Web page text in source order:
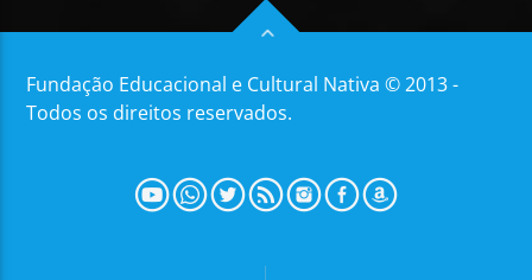
Fundação Educacional e Cultural Nativa © 2013 -
Todos os direitos reservados.